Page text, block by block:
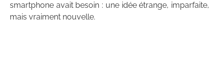
smartphone avait besoin : une idée étrange, imparfaite,
mais vraiment nouvelle.